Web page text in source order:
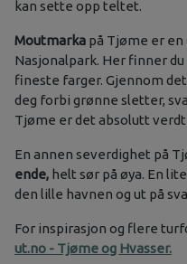
kan sette opp teltet.
Moutmarka på Tjøme er
Nasjonalpark. Her finner
fineste farger. Gjennom
deg forbi grønne sletter,
Tjøme er det absolutt
En annen severdighet på
ende, helt sør på øya. En
den lille havnen og ut på
For inspirasjon og flere
ut.no - Tjøme og Hvasser.